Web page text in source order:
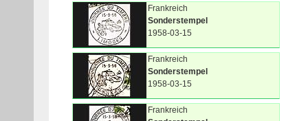
Frankreich
Sonderstempel
1958-03-15
Frankreich
Sonderstempel
1958-03-15
Frankreich